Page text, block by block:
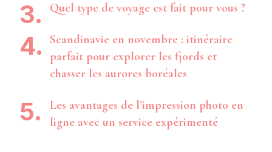
Quel type de voyage est fait pour vous ?
Scandinavie en novembre : itinéraire
parfait pour explorer les fjords et
chasser les aurores boréales
Les avantages de l’impression photo en
ligne avec un service expérimenté